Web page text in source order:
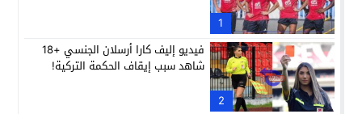
1
2
فيديو إليف كارا أرسلان الجنسي +18
شاهد سبب إيقاف الحكمة التركية!